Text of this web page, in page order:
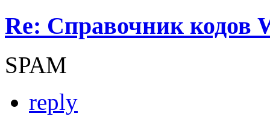
Re: Справочник кодов
SPAM
reply